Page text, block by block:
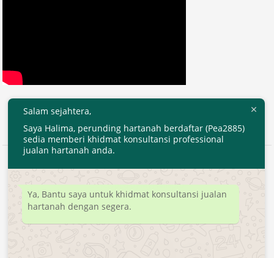
2020 © EjenHartanahKL.com. All Right Reserved.
Developed byMyTranspro
Salam sejahtera,
Saya Halima, perunding hartanah berdaftar (Pea2885)
sedia memberi khidmat konsultansi professional
jualan hartanah anda.
Ya, Bantu saya untuk khidmat konsultansi jualan
hartanah dengan segera.